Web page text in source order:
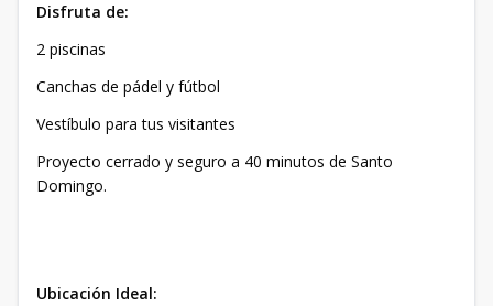
Disfruta de:
2 piscinas
Canchas de pádel y fútbol
Vestíbulo para tus visitantes
Proyecto cerrado y seguro a 40 minutos de Santo
Domingo.
Ubicación Ideal: